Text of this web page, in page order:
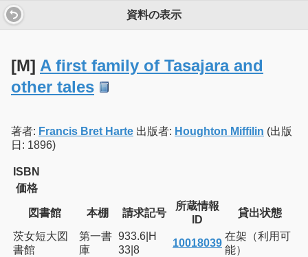
資料の表示
[M] A first family of Tasajara and
other tales
著者: Francis Bret Harte 出版者: Houghton Miffilin (出版
日: 1896)
ISBN
価格
図書館 本棚 請求記号
所蔵情報
ID
貸出状態
茨女短大図
書館
第一書
庫
933.6|H
33|8
10018039
在架（利用可
能）